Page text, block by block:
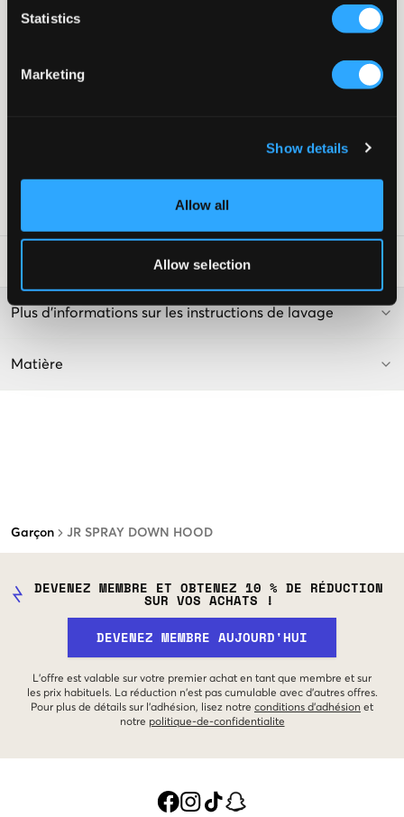
Statistics
Marketing
Show details
Allow all
Allow selection
Garçon JR SPRAY DOWN HOOD
La veste est coupe-vent et respirante. Le rembourrage de la
veste est composé de 80% de duvet et 20% de plumes.
Capuche fixe
Couleur : Black
110310-001
Plus d'informations sur les instructions de lavage
Matière
DEVENEZ MEMBRE ET OBTENEZ 10 % DE RÉDUCTION
SUR VOS ACHATS !
DEVENEZ MEMBRE AUJOURD'HUI
L'offre est valable sur votre premier achat en tant que membre et sur
les prix habituels. La réduction n'est pas cumulable avec d'autres offres.
Pour plus de détails sur l'adhésion, lisez notre conditions d'adhésion et
notre politique-de-confidentialite